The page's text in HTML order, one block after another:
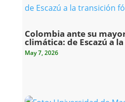
Colombia ante su
climática: de Escazú a
May 7, 2026